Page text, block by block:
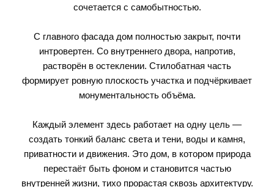
сочетается с самобытностью.
С главного фасада дом полностью закрыт, почти
интровертен. Со внутреннего двора, напротив,
растворён в остеклении. Стилобатная часть
формирует ровную плоскость участка и подчёркивает
монументальность объёма.
Каждый элемент здесь работает на одну цель —
создать тонкий баланс света и тени, воды и камня,
приватности и движения. Это дом, в котором природа
перестаёт быть фоном и становится частью
внутренней жизни, тихо прорастая сквозь архитектуру.